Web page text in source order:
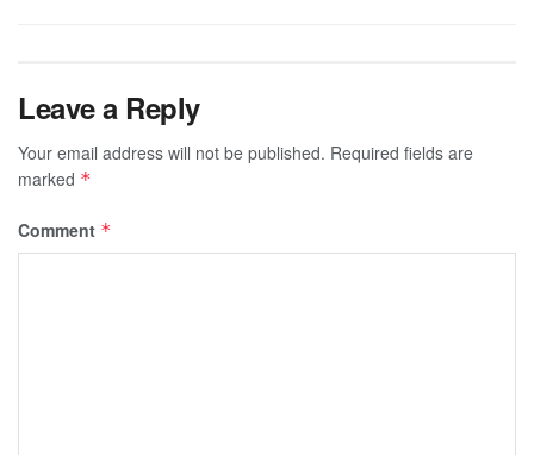
Leave a Reply
Your email address will not be published. Required fields are
marked *
Comment *